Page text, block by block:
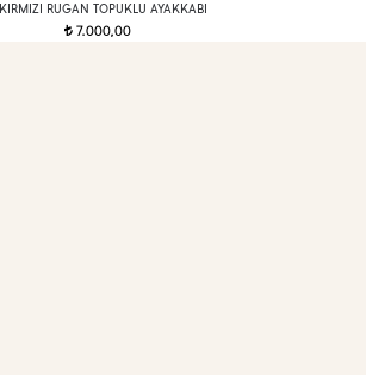
KIRMIZI RUGAN TOPUKLU AYAKKABI
t 7.000,00